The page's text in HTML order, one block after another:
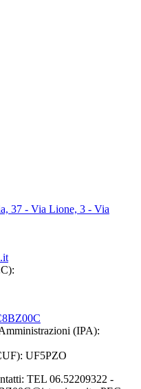
37 - Via Lione, 3 - Via
(IPA):
UF5PZO
TEL 06.52209322 -